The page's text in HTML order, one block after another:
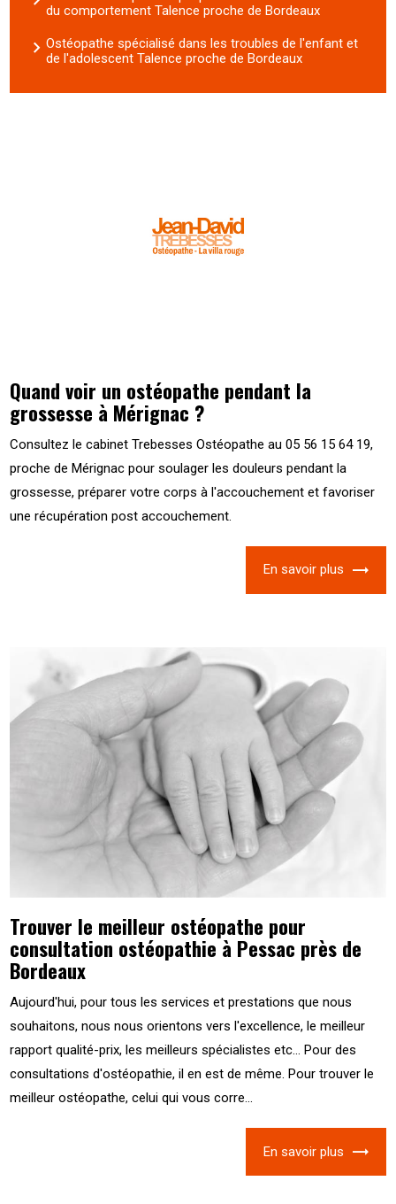
du comportement Talence proche de Bordeaux
Ostéopathe spécialisé dans les troubles de l'enfant et
de l'adolescent Talence proche de Bordeaux
Quand voir un ostéopathe pendant la
grossesse à Mérignac ?
Consultez le cabinet Trebesses Ostéopathe au 05 56 15 64 19,
proche de Mérignac pour soulager les douleurs pendant la
grossesse, préparer votre corps à l'accouchement et favoriser
une récupération post accouchement.
En savoir plus
Trouver le meilleur ostéopathe pour
consultation ostéopathie à Pessac près de
Bordeaux
Aujourd'hui, pour tous les services et prestations que nous
souhaitons, nous nous orientons vers l'excellence, le meilleur
rapport qualité-prix, les meilleurs spécialistes etc... Pour des
consultations d'ostéopathie, il en est de même. Pour trouver le
meilleur ostéopathe, celui qui vous corre...
En savoir plus